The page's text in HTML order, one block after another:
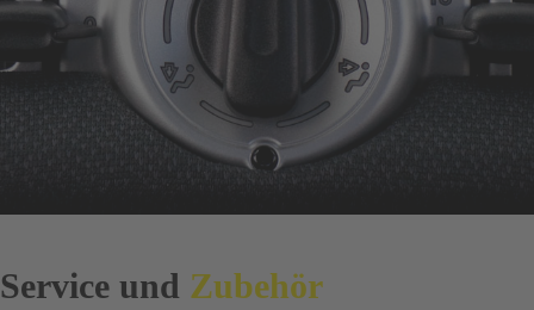
Service und Zubehör